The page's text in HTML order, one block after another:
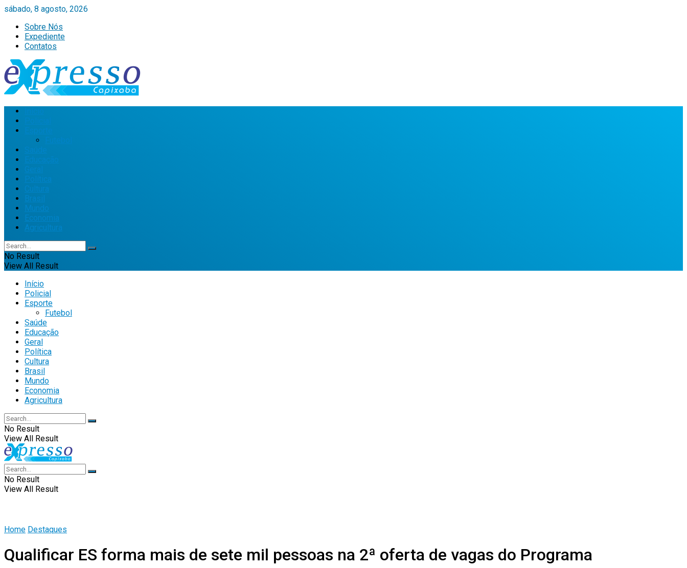
sábado, 8 agosto, 2026
Sobre Nós
Expediente
Contatos
Política
Cultura
Brasil
Mundo
Economia
Agricultura
No Result
View All Result
Início
Policial
Esporte
Futebol
Saúde
Educação
Geral
Política
Cultura
Brasil
Mundo
Economia
Agricultura
No Result
View All Result
No Result
View All Result
Home Destaques
Qualificar ES forma mais de sete mil pessoas na 2ª oferta de vagas do Programa